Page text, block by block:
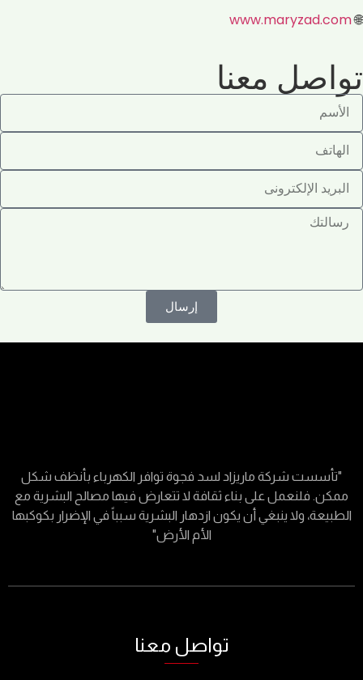
🌐
www.maryzad.com
تواصل معنا
إرسال
"تأسست شركة ماريزاد لسد فجوة توافر الكهرباء بأنظف شكل
ممكن. فلنعمل على بناء ثقافة لا تتعارض فيها مصالح البشرية مع
الطبيعة، ولا ينبغي أن يكون ازدهار البشرية سبباً في الإضرار بكوكبها
الأم الأرض"
تواصل معنا